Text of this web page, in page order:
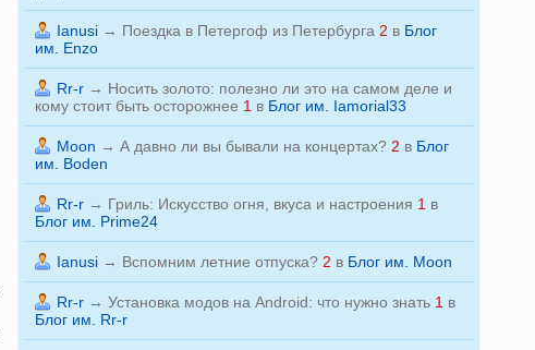
Ianusi→ Поездка в Петергоф из Петербурга 2 в Блог
им. Enzo
Rr-r→ Носить золото: полезно ли это на самом деле и
кому стоит быть осторожнее 1 в Блог им. Iamorial33
Moon → А давно ли вы бывали на концертах? 2 в Блог
им. Boden
Rr-r→ Гриль: Искусство огня, вкуса и настроения 1 в
Блог им. Prime24
Ianusi→ Вспомним летние отпуска? 2 в Блог им. Moon
Rr-r→ Установка модов на Android: что нужно знать 1 в
Блог им. Rr-r